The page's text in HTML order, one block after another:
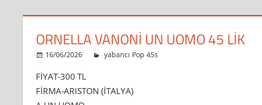
ORNELLA VANONİ UN UOMO 45 LİK
16/06/2026 dipsahaf
yabancı Pop 45s
FİYAT-300 TL
FİRMA-ARISTON (İTALYA)